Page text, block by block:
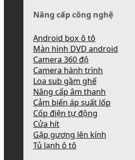
Nâng cấp công nghệ
Android box ô tô
Màn hình DVD android
Camera 360 độ
Camera hành trình
Loa sub gầm ghế
Nâng cấp âm thanh
Cảm biến áp suất lốp
Cốp điện tự động
Cửa hít
Gập gương lên kính
Tủ lạnh ô tô